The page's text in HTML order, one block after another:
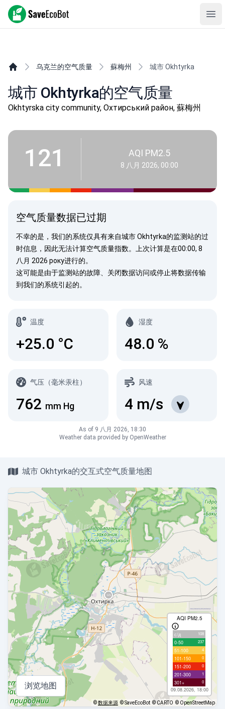
SaveEcoBot
乌克兰的空气质量 蘇梅州 城市 Okhtyrka
城市 Okhtyrka的空气质量
Okhtyrska city community, Охтирський район, 蘇梅州
121 AQI PM2.5
8 八月 2026, 00:00
空气质量数据已过期
不幸的是，我们的系统仅具有来自城市 Okhtyrka的监测站的过
时信息，因此无法计算空气质量指数。上次计算是在00:00, 8
八月 2026 року进行的。
这可能是由于监测站的故障、关闭数据访问或停止将数据传输
到我们的系统引起的。
温度
+25.0 °C
湿度
48.0 %
气压（毫米汞柱）
762 mm Hg
风速
4 m/s
As of 9 八月 2026, 18:30
Weather data provided by OpenWeather
城市 Okhtyrka的交互式空气质量地图
AQI PM2.5
с/д 108
0-50 237
51-100 4
101-150 0
151-200 0
201-300 1
301+ 0
09.08.2026, 18:00
浏览地图
©数据来源 © SaveEcoBot © CARTO © OpenStreetMap